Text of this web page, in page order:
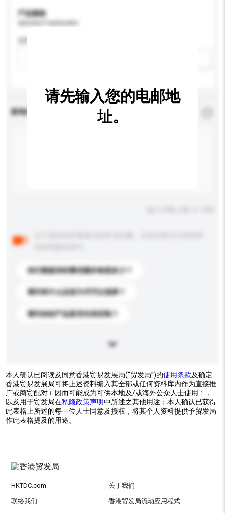
产品规格
查询内容
你们能提供的最优惠价格是多少？
请问有什么运送方式可以选择？
请问你的产品是否支持定制？
请先输入您的电邮地
址。
本人确认已阅读及同意香港贸易发展局(“贸发局”)的使用条款及确定
香港贸易发展局可将上述资料编入其全部或任何资料库内作为直接推
广或商贸配对﹝因而可能成为可供本地及/或海外公众人士使用﹞，
以及用于贸发局在私隐政策声明中所述之其他用途；本人确认已获得
此表格上所述的每一位人士同意及授权，将其个人资料提供予贸发局
作此表格提及的用途。
HKTDC.com 关于我们
联络我们 香港贸发局流动应用程式